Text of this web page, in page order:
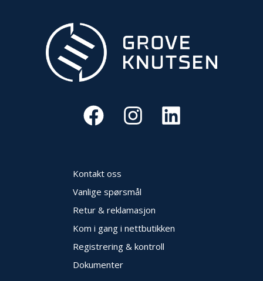
Kontakt oss
Vanlige spørsmål
Retur & reklamasjon
Kom i gang i nettbutikken
Registrering & kontroll
Dokumenter